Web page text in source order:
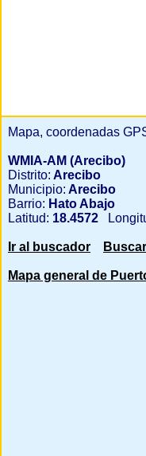
Mapa, coordenadas
WMIA-AM (Arecibo)
Distrito: Arecibo
Municipio: Arecibo
Barrio: Hato Abajo
Latitud: 18.4572
Ir al buscador
Mapa general de